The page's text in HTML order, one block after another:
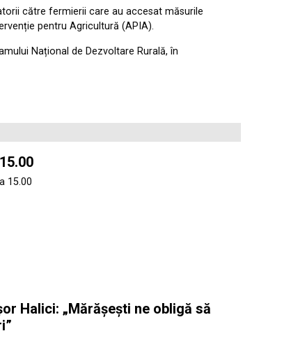
către fermierii care au accesat măsurile
pentru Agricultură (APIA).
Național de Dezvoltare Rurală, în
15.00
Halici: „Mărășești ne obligă să